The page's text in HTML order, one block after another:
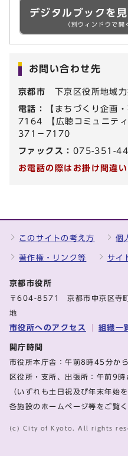
デジタルブックを見
（別ウィンドウで開
お問い合わせ先
京都市 下京区役所地域力
電話：
【まちづくり企画
7164 【広聴コミュニテ
371－7170
ファックス： 075-351-
お電話の際はお掛け間違
このサイトの考え方 個
著作権・リンク等 サイ
京都市役所
〒604-8571 京都市中京区寺
地
市役所へのアクセス 組織一
開庁時間
市役所本庁舎：午前8時45分か
区役所・支所、出張所：午前9
（いずれも土日祝及び年末年始
各施設のホームページ等をご覧く
(c) City of Kyoto. All rights